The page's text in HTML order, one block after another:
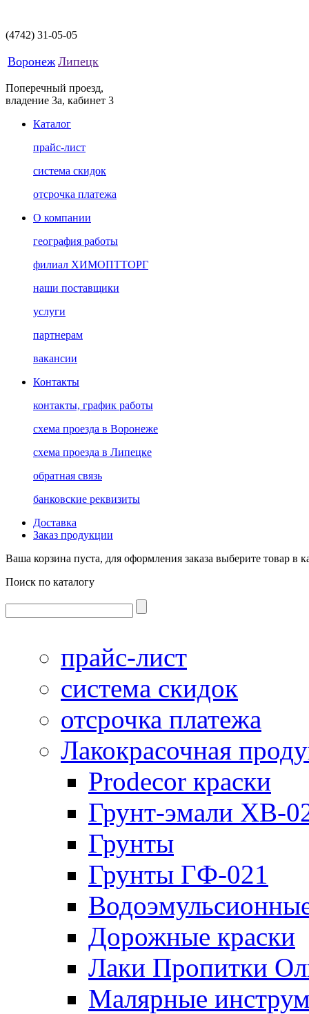
(4742) 31-05-05
Воронеж Липецк
Поперечный проезд,
владение 3а, кабинет 3
Каталог
прайс-лист
система скидок
отсрочка платежа
О компании
география работы
филиал ХИМОПТТОРГ
наши поставщики
услуги
партнерам
вакансии
Контакты
контакты, график работы
схема проезда в Воронеже
схема проезда в Липецке
обратная связь
банковские реквизиты
Доставка
Заказ продукции
Ваша корзина пуста, для оформления заказа выберите товар в
Поиск по каталогу
прайс-лист
система скидок
отсрочка платежа
Лакокрасочная
Prodecor краски
Грунт-эмали ХВ-
Грунты
Грунты ГФ-021
Дорожные краски
Лаки Пропитки
Малярные